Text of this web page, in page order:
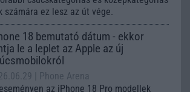
számára ez lesz az út vége.
18 bemutató dátum - ekkor
le a leplet az Apple az új
| Phone Arena
az iPhone 18 Pro modellek